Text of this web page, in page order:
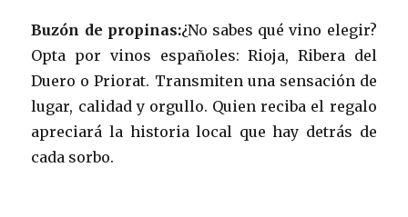
Buzón de propinas:¿No sabes qué vino elegir?
Opta por vinos españoles: Rioja, Ribera del
Duero o Priorat. Transmiten una sensación de
lugar, calidad y orgullo. Quien reciba el regalo
apreciará la historia local que hay detrás de
cada sorbo.